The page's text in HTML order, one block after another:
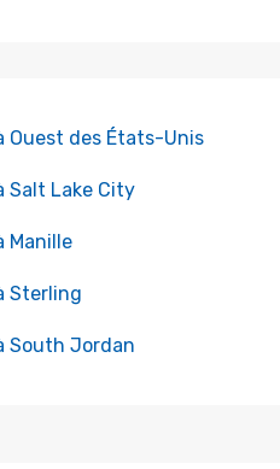
Ouest des États-Unis
Salt Lake City
Manille
Sterling
South Jordan